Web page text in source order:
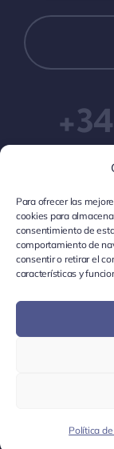
Para ofrecer las
cookies para
consentimiento de
comportamiento de
consentir o retirar el
características y
Política
+34
© Localia